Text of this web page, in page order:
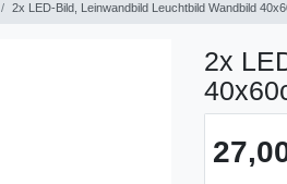
2x LED-Bild, Leinwandbild Leuchtbild Wandbild
2x